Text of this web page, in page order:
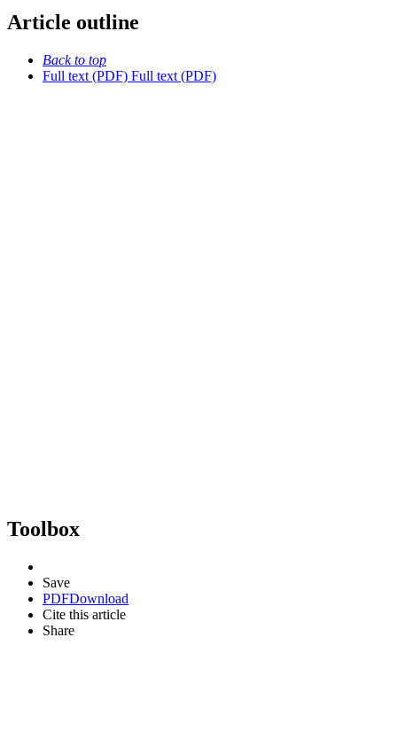
Article outline
Back to top
Full text (PDF) Full text (PDF)
Toolbox
Save
PDFDownload
Cite this article
Share